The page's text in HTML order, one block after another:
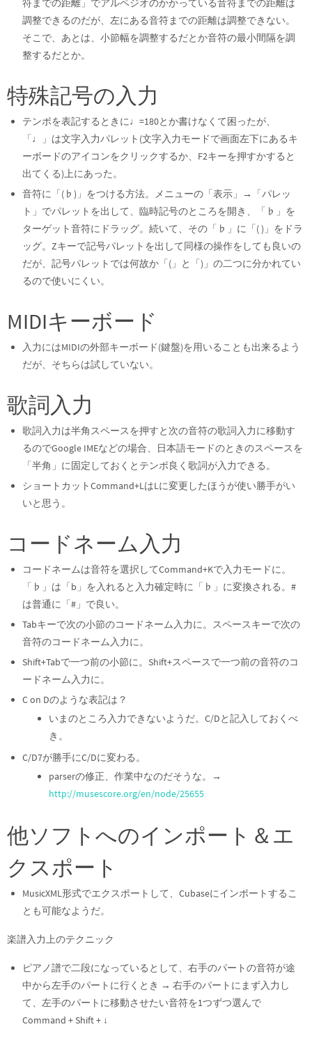
符までの距離」でアルペジオのかかっている音符までの距離は
調整できるのだが、左にある音符までの距離は調整できない。
そこで、あとは、小節幅を調整するだとか音符の最小間隔を調
整するだとか。
特殊記号の入力
テンポを表記するときに♩=180とか書けなくて困ったが、
「♩」は文字入力パレット(文字入力モードで画面左下にあるキ
ーボードのアイコンをクリックするか、F2キーを押すかすると
出てくる)上にあった。
音符に「(♭)」をつける方法。メニューの「表示」→「パレッ
ト」でパレットを出して、臨時記号のところを開き、「♭」を
ターゲット音符にドラッグ。続いて、その「♭」に「( )」をドラ
ッグ。Zキーで記号パレットを出して同様の操作をしても良いの
だが、記号パレットでは何故か「(」と「)」の二つに分かれてい
るので使いにくい。
MIDIキーボード
入力にはMIDIの外部キーボード(鍵盤)を用いることも出来るよう
だが、そちらは試していない。
歌詞入力
歌詞入力は半角スペースを押すと次の音符の歌詞入力に移動す
るのでGoogle IMEなどの場合、日本語モードのときのスペースを
「半角」に固定しておくとテンポ良く歌詞が入力できる。
ショートカットCommand+LはLに変更したほうが使い勝手がい
いと思う。
コードネーム入力
コードネームは音符を選択してCommand+Kで入力モードに。
「♭」は「b」を入れると入力確定時に「♭」に変換される。#
は普通に「#」で良い。
Tabキーで次の小節のコードネーム入力に。スペースキーで次の
音符のコードネーム入力に。
Shift+Tabで一つ前の小節に。Shift+スペースで一つ前の音符のコ
ードネーム入力に。
C on Dのような表記は？
いまのところ入力できないようだ。C/Dと記入しておくべ
き。
C/D7が勝手にC/Dに変わる。
parserの修正、作業中なのだそうな。→
http://musescore.org/en/node/25655
他ソフトへのインポート＆エ
クスポート
MusicXML形式でエクスポートして、Cubaseにインポートするこ
とも可能なようだ。
楽譜入力上のテクニック
ピアノ譜で二段になっているとして、右手のパートの音符が途
中から左手のパートに行くとき → 右手のパートにまず入力し
て、左手のパートに移動させたい音符を1つずつ選んで
Command + Shift + ↓